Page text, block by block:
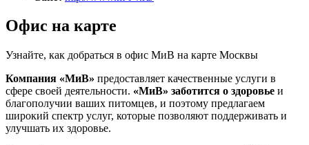
Офис на карте
Узнайте, как добраться в офис МиВ на карте Москвы
Компания «МиВ» предоставляет качественные услуги в
сфере своей деятельности. «МиВ» заботится о здоровье и
благополучии ваших питомцев, и поэтому предлагаем
широкий спектр услуг, которые позволяют поддерживать и
улучшать их здоровье.